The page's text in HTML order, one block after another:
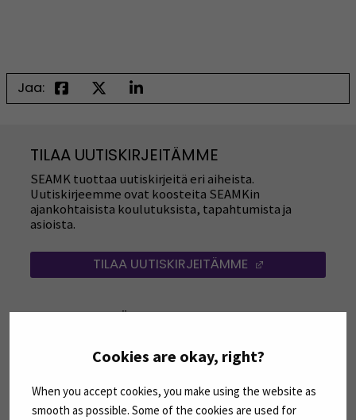
Cookies are okay, right?
When you accept cookies, you make using the website as
smooth as possible. Some of the cookies are used for
Jaa:
TILAA UUTISKIRJEITÄMME
SEAMK tuottaa uutiskirjeitä eri aiheista.
Uutiskirjeemme ovat koosteita SEAMKin
ajankohtaisista koulutuksista, tapahtumista ja
asioista.
TILAA UUTISKIRJEITÄMME
SEURAA MEITÄ SOSIAALISESSA MEDIASSA